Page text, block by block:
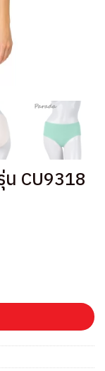
น CU9318
น